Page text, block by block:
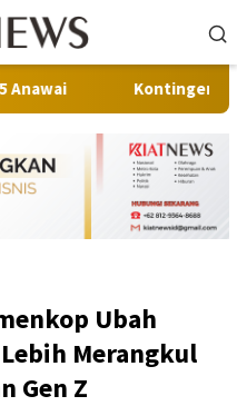
Pramuka Muna
Ubah
Merangkul
Gen Z